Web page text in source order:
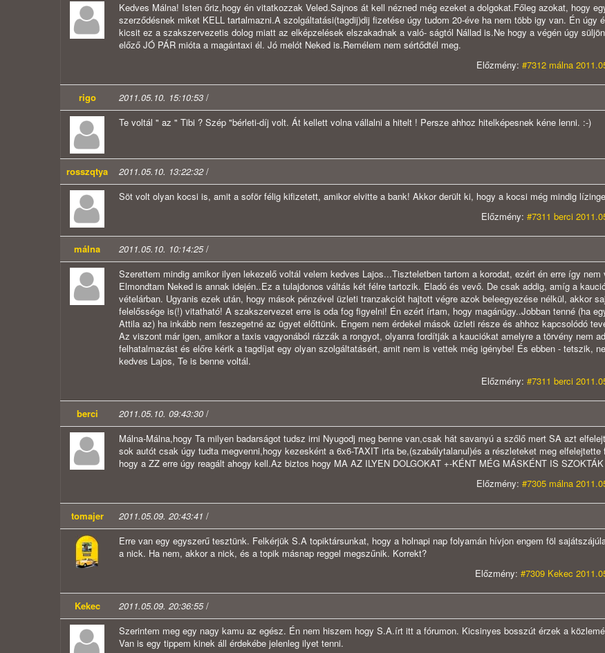
Kedves Málna! Isten őriz,hogy én vitatkozzak Veled.Sajnos át kell nézned még ezeket a dolgokat.Főleg azokat, hogy
szerződésnek miket KELL tartalmazni.A szolgáltatási(tagdij)dij fizetése úgy tudom 20-éve ha nem több igy van. Én úgy
kicsit ez a szakszervezetis dolog miatt az elképzelések elszakadnak a való- ságtól Nállad is.Ne hogy a végén úgy
előző JÓ PÁR mióta a magántaxi él. Jó melót Neked is.Remélem nem sértődtél meg.
Előzmény: #7312 málna
rigo 2011.05.10. 15:10:53 /
Te voltál " az " Tibi ? Szép "bérleti-díj volt. Át kellett volna vállalni a hitelt ! Persze ahhoz hitelképesnek kéne lenni. :-)
rosszqtya 2011.05.10. 13:22:32/
Söt volt olyan kocsi is, amit a soför félig kifizetett, amikor elvitte a bank! Akkor derült ki, hogy a kocsi még mindig
Előzmény: #7311 berci
málna 2011.05.10. 10:14:25/
Szerettem mindig amikor ilyen lekezelő voltál velem kedves Lajos...Tiszteletben tartom a korodat, ezért én erre így nem
Elmondtam Neked is annak idején..Ez a tulajdonos váltás két félre tartozik. Eladó és vevő. De csak addig, amíg a
vételárban. Ugyanis ezek után, hogy mások pénzével üzleti tranzakciót hajtott végre azok beleegyezése nélkül, akkor
felelőssége is(!) vitatható! A szakszervezet erre is oda fog figyelni! Én ezért írtam, hogy magánügy..Jobban tenné (ha
Attila az) ha inkább nem feszegetné az ügyet előttünk. Engem nem érdekel mások üzleti része és ahhoz kapcsolódó
Az viszont már igen, amikor a taxis vagyonából rázzák a rongyot, olyanra fordítják a kauciókat amelyre a törvény nem ad
felhatalmazást és előre kérik a tagdíjat egy olyan szolgáltatásért, amit nem is vettek még igénybe! És ebben - tetszik,
kedves Lajos, Te is benne voltál.
Előzmény: #7311 berci
berci 2011.05.10. 09:43:30 /
Málna-Málna,hogy Ta milyen badarságot tudsz irni Nyugodj meg benne van,csak hát savanyú a szőlő mert SA azt
sok autót csak úgy tudta megvenni,hogy kezesként a 6x6-TAXIT irta be,(szabálytalanul)és a részleteket meg elfelejtette
hogy a ZZ erre úgy reagált ahogy kell.Az biztos hogy MA AZ ILYEN DOLGOKAT +-KÉNT MÉG MÁSKÉNT IS
Előzmény: #7305 málna
tomajer 2011.05.09. 20:43:41 /
Erre van egy egyszerű tesztünk. Felkérjük S.A topiktársunkat, hogy a holnapi nap folyamán hívjon engem föl
a nick. Ha nem, akkor a nick, és a topik másnap reggel megszűnik. Korrekt?
Előzmény: #7309 Kekec
Kekec 2011.05.09. 20:36:55/
Szerintem meg egy nagy kamu az egész. Én nem hiszem hogy S.A.írt itt a fórumon. Kicsinyes bosszút érzek a
Van is egy tippem kinek áll érdekébe jelenleg ilyet tenni.